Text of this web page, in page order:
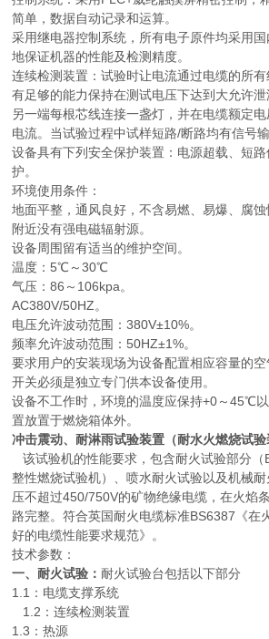
简单，数据自动记录和运算。
采用继电器控制系统，所有电子原件均采用
地保证机器的性能及检测精度。
连续检测装置：试验时让电流通过电缆的所
有足够的能力保持在测试电压下达到大允许
另一端每根芯线连接一盏灯，并在电缆额定
电流。当试验过程中试样短路/断路均有信号输
设备具有下列安全保护装置：电源超载、短
护。
环境使用条件：
地面平整，通风良好，不含易燃、易爆、腐蚀
附近没有强电磁辐射源。
设备周围留有适当的维护空间。
温度：5℃～30℃
气压：86～106kpa。
AC380V/50HZ。
电压允许波动范围：380V±10%。
频率允许波动范围：50HZ±1%。
要求用户的安装现场为设备配置相应容量的
开关必须是独立专门供本设备使用。
设备不工作时，环境的温度应保持+0～45℃
置放置于燃烧箱体外。
冲击震动、耐淋雨试验装置（耐水火燃烧试验
该试验机的性能要求，包含耐火试验部分（
整性燃烧试验机）、喷水耐火试验以及机械
压不超过450/750V的矿物绝缘电缆，在火焰
路完整。符合英国耐火电缆标准BS6387《在
好的电缆性能要求规范》。
技术参数：
一、耐火试验： 耐火试验台包括以下部分
1.1：电缆支撑系统
1.2：连续检测装置
1.3：热源